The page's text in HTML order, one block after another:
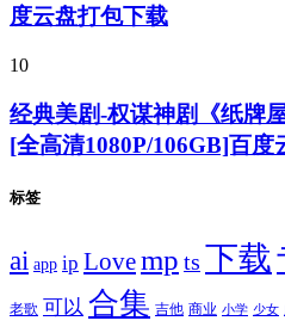
度云盘打包下载
10
经典美剧-权谋神剧《纸牌
[全高清1080P/106GB]百度
标签
ai app ip Lovemp ts 下载
老歌 可以 合集 吉他 商业 小学 少女